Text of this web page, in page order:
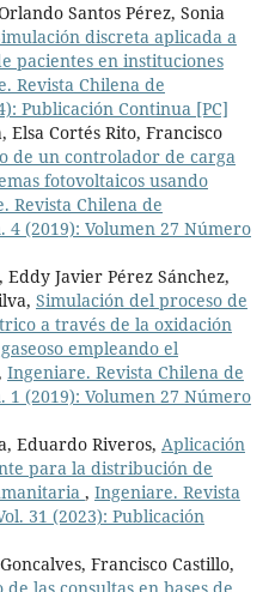
Santos Pérez, Sonia
discreta aplicada a
pacientes en instituciones
Revista Chilena de
Publicación Continua [PC]
Elsa Cortés Rito, Francisco
de un controlador de carga
fotovoltaicos usando
Revista Chilena de
4 (2019): Volumen 27 Número
Javier Pérez Sánchez,
Simulación del proceso de
a través de la oxidación
empleando el
Ingeniare. Revista Chilena de
1 (2019): Volumen 27 Número
Eduardo Riveros, Aplicación
para la distribución de
, Ingeniare. Revista
31 (2023): Publicación
Francisco Castillo,
las consultas en bases de